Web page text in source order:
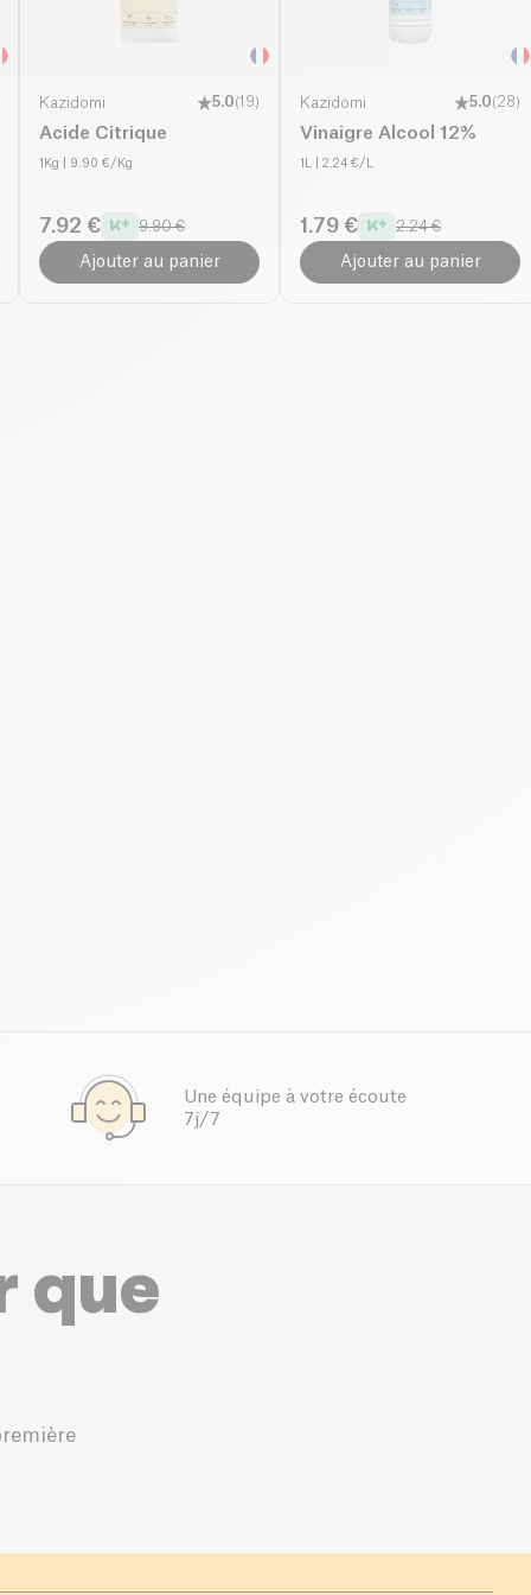
Kazidomi 5.0(19)
Acide Citrique
1Kg | 9.90 €/Kg
7.92 € 9.90 €
Ajouter au panier
Kazidomi 5.0(28)
Vinaigre Alcool 12%
1L | 2.24 €/L
1.79 € 2.24 €
Ajouter au panier
Une équipe à votre écoute
7j/7
que